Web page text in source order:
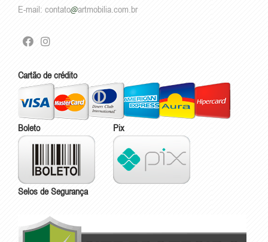
E-mail: contato artmobilia.com.br
Cartão de crédito
Boleto Pix
Selos de Segurança